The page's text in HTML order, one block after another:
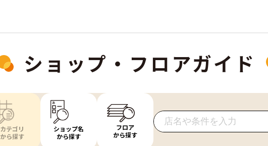
ショップ・フロアガイド
カテゴリ
から探す
ショップ名
から探す
フロア
から探す